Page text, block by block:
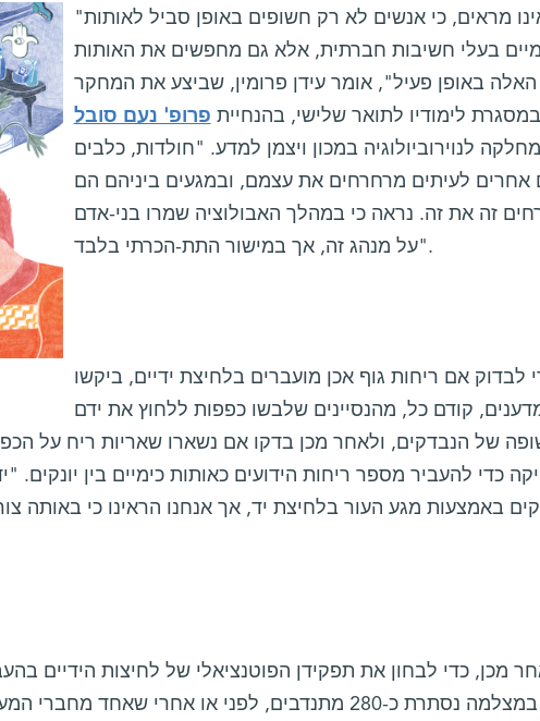
"ממצאינו מראים, כי אנשים לא רק חשופים באופן סביל לאותות
בעלי חשיבות חברתית, אלא גם מחפשים את האותות
האלה באופן פעיל", אומר עידן פרומין, שביצע את המחקר
במסגרת לימודיו לתואר שלישי, בהנחיית פרופ' נעם סובל
לנוירוביולוגיה במכון ויצמן למדע. "חולדות, כלבים
אחרים לעיתים מרחרחים את עצמם, ובמגעים ביניהם הם
זה את זה. נראה כי במהלך האבולוציה שמרו בני-אדם
על מנהג זה, אך במישור התת-הכרתי בלבד".
לבדוק אם ריחות גוף אכן מועברים בלחיצת ידיים, ביקשו
קודם כל, מהנסיינים שלבשו כפפות ללחוץ את ידם
של הנבדקים, ולאחר מכן בדקו אם נשארו שאריות ריח על
כדי להעביר מספר ריחות הידועים כאותות כימיים בין יונקים.
באמצעות מגע העור בלחיצת יד, אך אנחנו הראינו כי באותה
מכן, כדי לבחון את תפקידן הפוטנציאלי של לחיצות הידיים
במצלמה נסתרת כ-280 מתנדבים, לפני או אחרי שאחד